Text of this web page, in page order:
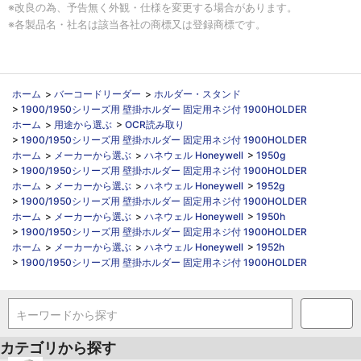
※改良の為、予告無く外観・仕様を変更する場合があります。
※各製品名・社名は該当各社の商標又は登録商標です。
ホーム > バーコードリーダー > ホルダー・スタンド
> 1900/1950シリーズ用 壁掛ホルダー 固定用ネジ付 1900HOLDER
ホーム > 用途から選ぶ > OCR読み取り
> 1900/1950シリーズ用 壁掛ホルダー 固定用ネジ付 1900HOLDER
ホーム > メーカーから選ぶ > ハネウェル Honeywell > 1950g
> 1900/1950シリーズ用 壁掛ホルダー 固定用ネジ付 1900HOLDER
ホーム > メーカーから選ぶ > ハネウェル Honeywell > 1952g
> 1900/1950シリーズ用 壁掛ホルダー 固定用ネジ付 1900HOLDER
ホーム > メーカーから選ぶ > ハネウェル Honeywell > 1950h
> 1900/1950シリーズ用 壁掛ホルダー 固定用ネジ付 1900HOLDER
ホーム > メーカーから選ぶ > ハネウェル Honeywell > 1952h
> 1900/1950シリーズ用 壁掛ホルダー 固定用ネジ付 1900HOLDER
キーワードから探す
カテゴリから探す